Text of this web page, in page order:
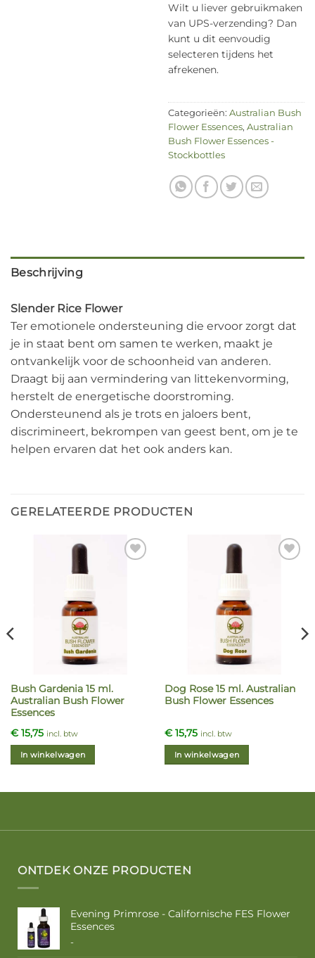
Wilt u liever gebruikmaken
van UPS-verzending? Dan
kunt u dit eenvoudig
selecteren tijdens het
afrekenen.
Categorieën: Australian Bush
Flower Essences, Australian
Bush Flower Essences -
Stockbottles
Beschrijving
Slender Rice Flower
Ter emotionele ondersteuning die ervoor zorgt dat
je in staat bent om samen te werken, maakt je
ontvankelijk voor de schoonheid van anderen.
Draagt bij aan vermindering van littekenvorming,
herstelt de energetische doorstroming.
Ondersteunend als je trots en jaloers bent,
discrimineert, bekrompen van geest bent, om je te
helpen ervaren dat het ook anders kan.
GERELATEERDE PRODUCTEN
Bush Gardenia 15 ml.
Australian Bush Flower
Essences
€15,75 incl. btw
In winkelwagen
Dog Rose 15 ml. Australian
Bush Flower Essences
€15,75 incl. btw
In winkelwagen
ONTDEK ONZE PRODUCTEN
Evening Primrose - Californische FES Flower
Essences
-Prijsklasse: